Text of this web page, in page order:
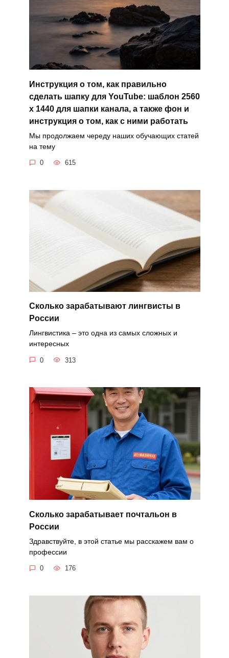
Инструкция о том, как правильно
сделать шапку для YouTube: шаблон 2560
x 1440 для шапки канала, а также фон и
инструкция о том, как с ними работать
Мы продолжаем череду наших обучающих статей
на тему
0 615
Сколько зарабатывают лингвисты в
России
Лингвистика – это одна из самых сложных и
интересных
0 313
Сколько зарабатывает почтальон в
России
Здравствуйте, в этой статье мы расскажем вам о
профессии
0 176